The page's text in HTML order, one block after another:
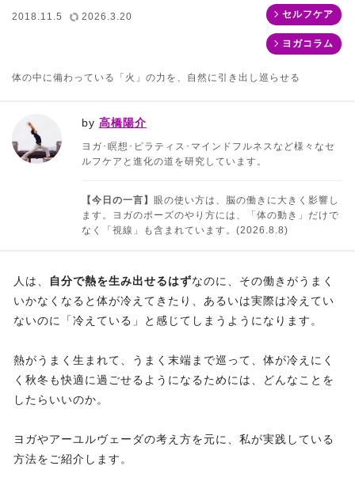
2018.11.5 2026.3.20 セルフケア
ヨガコラム
体の中に備わっている「火」の力を、自然に引き出し巡らせる
by 高橋陽介
ヨガ･瞑想･ピラティス･マインドフルネスなど様々なセ
ルフケアと進化の道を研究しています。
【今日の一言】 眼の使い方は、脳の働きに大きく影響し
ます。ヨガのポーズのやり方には、「体の動き」だけで
なく「視線」も含まれています。(2026.8.8)
人は、 自分で熱を生み出せるはずなのに、その働きがうまく
いかなくなると体が冷えてきたり、あるいは実際は冷えてい
ないのに「冷えている」と感じてしまうようになります。
熱がうまく生まれて、うまく末端まで巡って、体が冷えにく
く秋冬も快適に過ごせるようになるためには、どんなことを
したらいいのか。
ヨガやアーユルヴェーダの考え方を元に、私が実践している
方法をご紹介します。